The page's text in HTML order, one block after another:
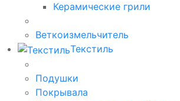
Керамические грили
Веткоизмельчитель
Текстиль
Подушки
Покрывала